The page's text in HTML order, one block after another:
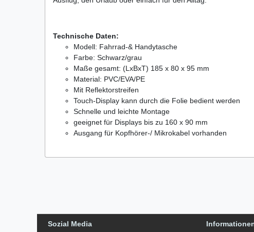
Technische Daten:
Modell: Fahrrad-& Handytasche
Farbe: Schwarz/grau
Maße gesamt: (LxBxT) 185 x 80 x 95 mm
Material: PVC/EVA/PE
Mit Reflektorstreifen
Touch-Display kann durch die Folie bedient werden
Schnelle und leichte Montage
geeignet für Displays bis zu 160 x 90 mm
Ausgang für Kopfhörer-/ Mikrokabel vorhanden
Sozial Media